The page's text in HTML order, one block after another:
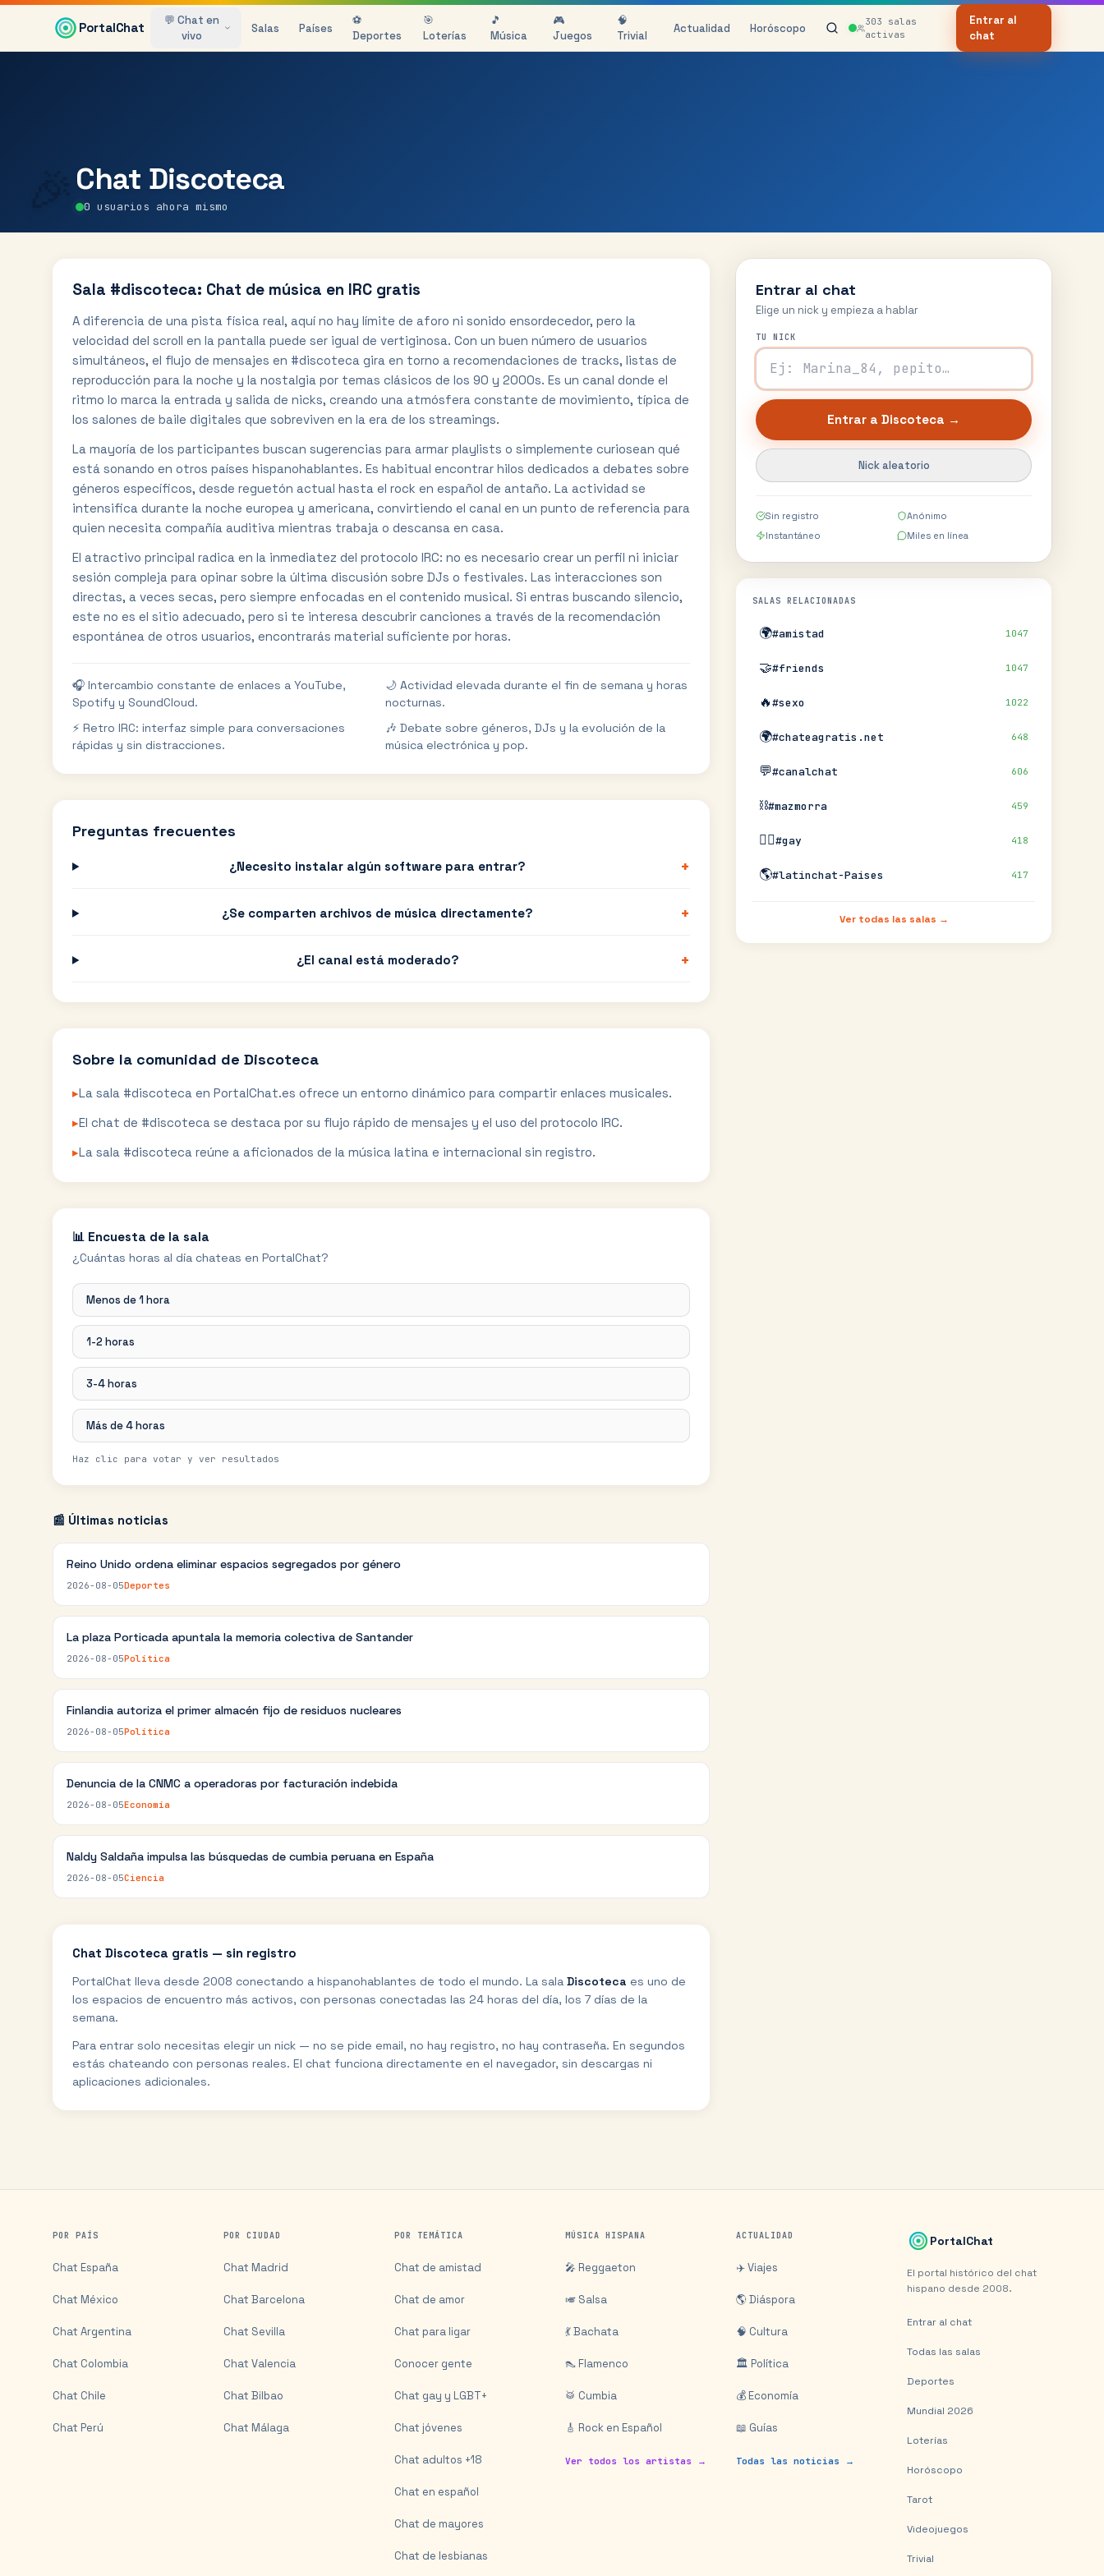
Saltar al contenido principal
PortalChat
💬 Chat en
vivo
Salas Países
⚽
Deportes
🎯
Loterías
🎵
Música
🎮
Juegos
🧠
Trivial
Actualidad Horóscopo 303 salas
activas
Entrar al
chat
Chat Discoteca
0 usuarios ahora mismo
Entrar al chat
Elige un nick y empieza a hablar
TU NICK
Entrar a Discoteca →
Nick aleatorio
Sin registro
Anónimo
Instantáneo
Miles en línea
SALAS RELACIONADAS
🌍#amistad 1047
🤝#friends 1047
🔥#sexo 1022
🌍#chateagratis.net 648
💬#canalchat 606
⛓️#mazmorra 459
🏳️‍🌈#gay 418
🌎#latinchat-Paises 417
Ver todas las salas →
Sala #discoteca: Chat de música en IRC gratis
A diferencia de una pista física real, aquí no hay límite de aforo ni sonido ensordecedor, pero la
velocidad del scroll en la pantalla puede ser igual de vertiginosa. Con un buen número de usuarios
simultáneos, el flujo de mensajes en #discoteca gira en torno a recomendaciones de tracks, listas de
reproducción para la noche y la nostalgia por temas clásicos de los 90 y 2000s. Es un canal donde el
ritmo lo marca la entrada y salida de nicks, creando una atmósfera constante de movimiento, típica de
los salones de baile digitales que sobreviven en la era de los streamings.
La mayoría de los participantes buscan sugerencias para armar playlists o simplemente curiosean qué
está sonando en otros países hispanohablantes. Es habitual encontrar hilos dedicados a debates sobre
géneros específicos, desde reguetón actual hasta el rock en español de antaño. La actividad se
intensifica durante la noche europea y americana, convirtiendo el canal en un punto de referencia para
quien necesita compañía auditiva mientras trabaja o descansa en casa.
El atractivo principal radica en la inmediatez del protocolo IRC: no es necesario crear un perfil ni iniciar
sesión compleja para opinar sobre la última discusión sobre DJs o festivales. Las interacciones son
directas, a veces secas, pero siempre enfocadas en el contenido musical. Si entras buscando silencio,
este no es el sitio adecuado, pero si te interesa descubrir canciones a través de la recomendación
espontánea de otros usuarios, encontrarás material suficiente por horas.
🎧 Intercambio constante de enlaces a YouTube,
Spotify y SoundCloud.
🌙 Actividad elevada durante el fin de semana y horas
nocturnas.
⚡ Retro IRC: interfaz simple para conversaciones
rápidas y sin distracciones.
🎶 Debate sobre géneros, DJs y la evolución de la
música electrónica y pop.
Preguntas frecuentes
¿Necesito instalar algún software para entrar? +
¿Se comparten archivos de música directamente? +
¿El canal está moderado? +
Sobre la comunidad de Discoteca
▸La sala #discoteca en PortalChat.es ofrece un entorno dinámico para compartir enlaces musicales.
▸El chat de #discoteca se destaca por su flujo rápido de mensajes y el uso del protocolo IRC.
▸La sala #discoteca reúne a aficionados de la música latina e internacional sin registro.
📊 Encuesta de la sala
¿Cuántas horas al día chateas en PortalChat?
Menos de 1 hora
1-2 horas
3-4 horas
Más de 4 horas
Haz clic para votar y ver resultados
📰 Últimas noticias
Reino Unido ordena eliminar espacios segregados por género
2026-08-05Deportes
La plaza Porticada apuntala la memoria colectiva de Santander
2026-08-05Política
Finlandia autoriza el primer almacén fijo de residuos nucleares
2026-08-05Política
Denuncia de la CNMC a operadoras por facturación indebida
2026-08-05Economía
Naldy Saldaña impulsa las búsquedas de cumbia peruana en España
2026-08-05Ciencia
Chat Discoteca gratis — sin registro
PortalChat lleva desde 2008 conectando a hispanohablantes de todo el mundo. La sala Discoteca es uno de
los espacios de encuentro más activos, con personas conectadas las 24 horas del día, los 7 días de la
semana.
Para entrar solo necesitas elegir un nick — no se pide email, no hay registro, no hay contraseña. En segundos
estás chateando con personas reales. El chat funciona directamente en el navegador, sin descargas ni
aplicaciones adicionales.
POR PAÍS
Chat España
Chat México
Chat Argentina
Chat Colombia
Chat Chile
Chat Perú
POR CIUDAD
Chat Madrid
Chat Barcelona
Chat Sevilla
Chat Valencia
Chat Bilbao
Chat Málaga
POR TEMÁTICA
Chat de amistad
Chat de amor
Chat para ligar
Conocer gente
Chat gay y LGBT+
Chat jóvenes
Chat adultos +18
Chat en español
Chat de mayores
Chat de lesbianas
MÚSICA HISPANA
🎤 Reggaeton
🎺 Salsa
💃 Bachata
👠 Flamenco
🥁 Cumbia
🎸 Rock en Español
Ver todos los artistas →
ACTUALIDAD
✈️ Viajes
🌎 Diáspora
🧠 Cultura
🏛️ Política
💰 Economía
📖 Guías
Todas las noticias →
PortalChat
El portal histórico del chat
hispano desde 2008.
Entrar al chat
Todas las salas
Deportes
Mundial 2026
Loterías
Horóscopo
Tarot
Videojuegos
Trivial